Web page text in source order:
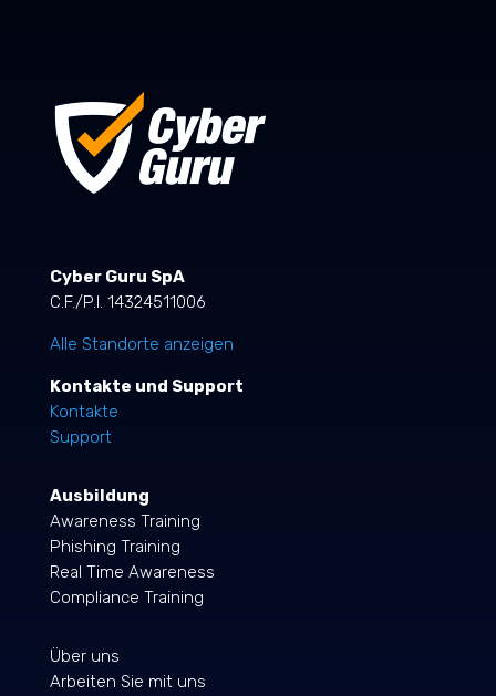
Cyber Guru SpA
C.F./P.I. 14324511006
Alle Standorte anzeigen
Kontakte und Support
Kontakte
Support
Ausbildung
Awareness Training
Phishing Training
Real Time Awareness
Compliance Training
Über uns
Arbeiten Sie mit uns